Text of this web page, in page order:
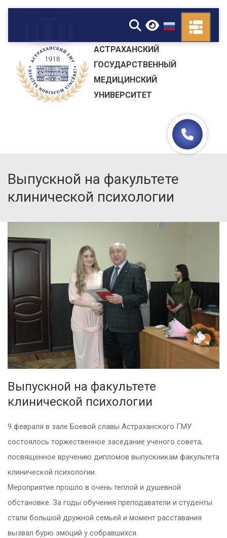
▼
АСТРАХАНСКИЙ
ГОСУДАРСТВЕННЫЙ
МЕДИЦИНСКИЙ
УНИВЕРСИТЕТ
Выпускной на факультете
клинической психологии
Выпускной на факультете
клинической психологии
9 февраля в зале Боевой славы Астраханского ГМУ
состоялось торжественное заседание ученого совета,
посвященное вручению дипломов выпускникам факультета
клинической психологии.
Мероприятие прошло в очень теплой и душевной
обстановке. За годы обучения преподаватели и студенты
стали большой дружной семьей и момент расставания
вызвал бурю эмоций у собравшихся.